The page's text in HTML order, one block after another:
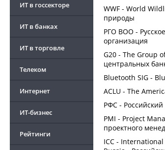
ИТ в госсекторе
ИТ в банках
ИТ в торговле
Телеком
Интернет
ИТ-бизнес
Рейтинги
WWF - World
природы
РГО ВОО -
организация
G20 - The Group
центральных
Bluetooth SIG -
ACLU - The
РФС -
PMI - Project
проектного
ICC -